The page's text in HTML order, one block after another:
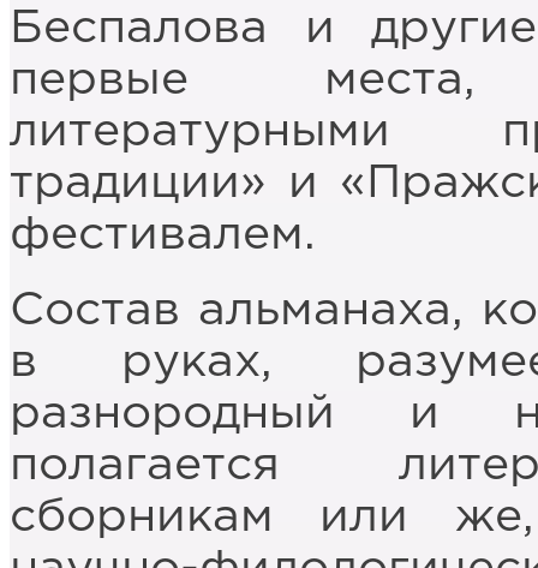
Беспалова и
первые
литературными
традиции» и
фестивалем.
Состав альманаха,
в руках,
разнородный и
полагается
сборникам или